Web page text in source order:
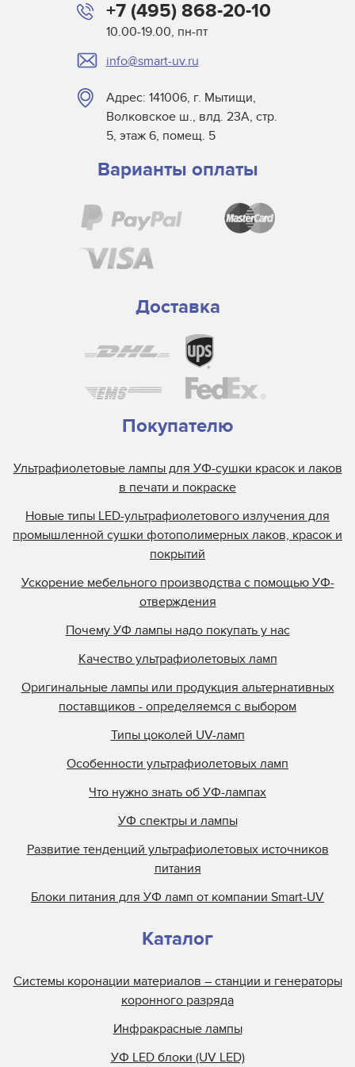
+7 (495) 868-20-10
10.00-19.00, пн-пт
info@smart-uv.ru
Адрес: 141006, г. Мытищи,
Волковское ш., влд. 23А, стр.
5, этаж 6, помещ. 5
Варианты оплаты
Доставка
Покупателю
Ультрафиолетовые лампы для УФ-сушки красок и лаков
в печати и покраске
Новые типы LED-ультрафиолетового излучения для
промышленной сушки фотополимерных лаков, красок и
покрытий
Ускорение мебельного производства с помощью УФ-
отверждения
Почему УФ лампы надо покупать у нас
Качество ультрафиолетовых ламп
Оригинальные лампы или продукция альтернативных
поставщиков - определяемся с выбором
Типы цоколей UV-ламп
Особенности ультрафиолетовых ламп
Что нужно знать об УФ-лампах
УФ спектры и лампы
Развитие тенденций ультрафиолетовых источников
питания
Блоки питания для УФ ламп от компании Smart-UV
Каталог
Системы коронации материалов – станции и генераторы
коронного разряда
Инфракрасные лампы
УФ LED блоки (UV LED)